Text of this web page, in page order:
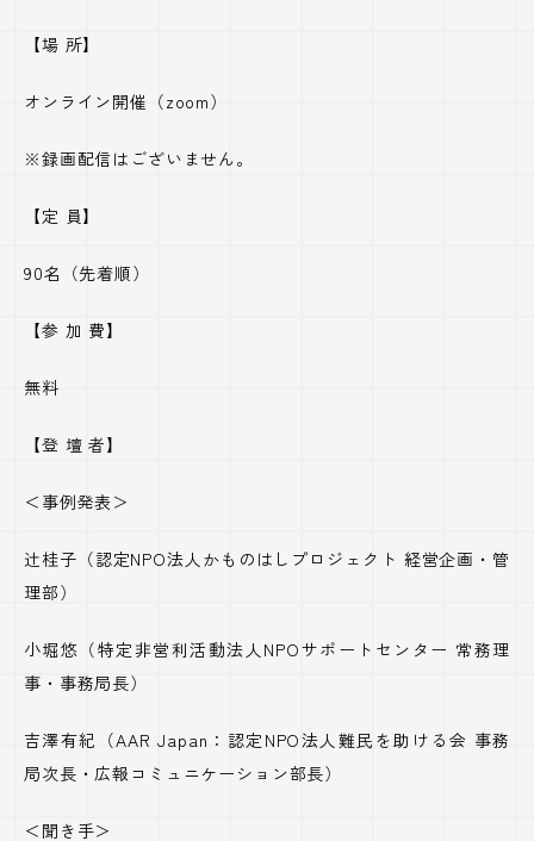
【場 所】
オンライン開催（zoom）
※録画配信はございません。
【定 員】
90名（先着順）
【参 加 費】
無料
【登 壇 者】
＜事例発表＞
辻桂子（認定NPO法人かものはしプロジェクト 経営企画・管
理部）
小堀悠（特定非営利活動法人 NPOサポートセンター 常務理
事・事務局長）
吉澤有紀（AAR Japan ：認定 NPO法人難民を助ける会 事務
局次長・広報コミュニケーション部長）
＜聞き手＞